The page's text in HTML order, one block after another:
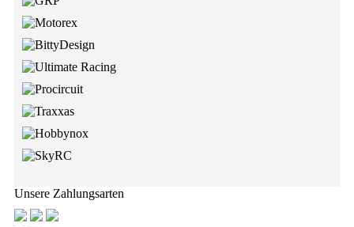
Unsere Zahlungsarten